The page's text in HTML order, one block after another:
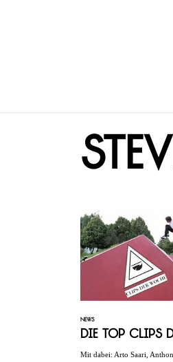
NEWS
Die Top Clips
Mit dabei: Arto Saari,